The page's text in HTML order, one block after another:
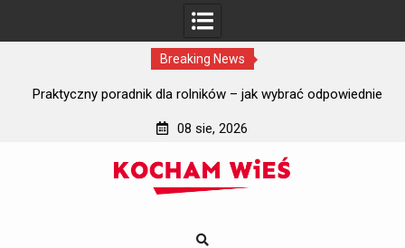
Breaking News
Praktyczny poradnik dla rolników – jak wybrać odpowiednie
08 sie, 2026